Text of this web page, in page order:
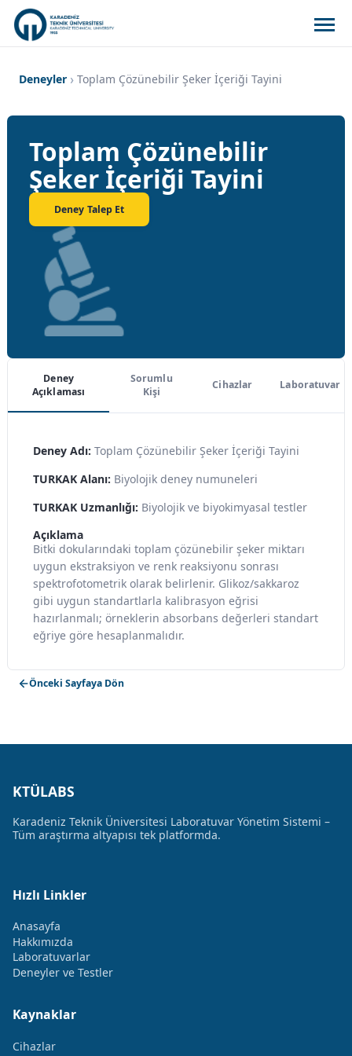
Deneyler Toplam Çözünebilir Şeker İçeriği Tayini
Toplam Çözünebilir
Şeker İçeriği Tayini
Deney Talep Et
Deney
Açıklaması
Sorumlu
Kişi
Cihazlar Laboratuvar
Deney Adı: Toplam Çözünebilir Şeker İçeriği Tayini
TURKAK Alanı: Biyolojik deney numuneleri
TURKAK Uzmanlığı: Biyolojik ve biyokimyasal testler
Açıklama
Bitki dokularındaki toplam çözünebilir şeker miktarı
uygun ekstraksiyon ve renk reaksiyonu sonrası
spektrofotometrik olarak belirlenir. Glikoz/sakkaroz
gibi uygun standartlarla kalibrasyon eğrisi
hazırlanmalı; örneklerin absorbans değerleri standart
eğriye göre hesaplanmalıdır.
Önceki Sayfaya Dön
KTÜLABS
Karadeniz Teknik Üniversitesi Laboratuvar Yönetim Sistemi –
Tüm araştırma altyapısı tek platformda.
Hızlı Linkler
Anasayfa
Hakkımızda
Laboratuvarlar
Deneyler ve Testler
Kaynaklar
Cihazlar